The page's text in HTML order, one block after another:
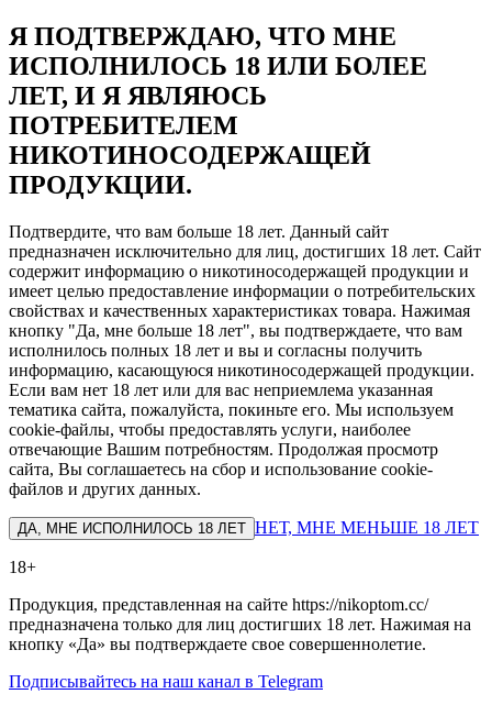
Я ПОДТВЕРЖДАЮ, ЧТО МНЕ
ИСПОЛНИЛОСЬ 18 ИЛИ БОЛЕЕ
ЛЕТ, И Я ЯВЛЯЮСЬ
ПОТРЕБИТЕЛЕМ
НИКОТИНОСОДЕРЖАЩЕЙ
ПРОДУКЦИИ.
Подтвердите, что вам больше 18 лет. Данный сайт
предназначен исключительно для лиц, достигших 18 лет. Сайт
содержит информацию о никотиносодержащей продукции и
имеет целью предоставление информации о потребительских
свойствах и качественных характеристиках товара. Нажимая
кнопку "Да, мне больше 18 лет", вы подтверждаете, что вам
исполнилось полных 18 лет и вы и согласны получить
информацию, касающуюся никотиносодержащей продукции.
Если вам нет 18 лет или для вас неприемлема указанная
тематика сайта, пожалуйста, покиньте его. Мы используем
cookie-файлы, чтобы предоставлять услуги, наиболее
отвечающие Вашим потребностям. Продолжая просмотр
сайта, Вы соглашаетесь на сбор и использование cookie-
файлов и других данных.
ДА, МНЕ ИСПОЛНИЛОСЬ 18 ЛЕТ НЕТ, МНЕ МЕНЬШЕ 18 ЛЕТ
18+
Продукция, представленная на сайте https://nikoptom.cc/
предназначена только для лиц достигших 18 лет. Нажимая на
кнопку «Да» вы подтверждаете свое совершеннолетие.
Подписывайтесь на наш канал в Telegram